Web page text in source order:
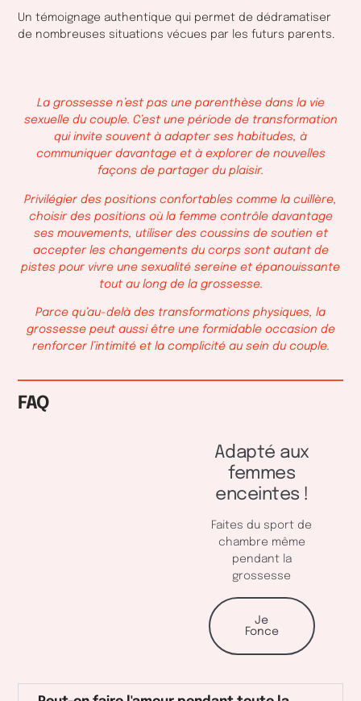
Un témoignage authentique qui permet de dédramatiser
de nombreuses situations vécues par les futurs parents.
La grossesse n’est pas une parenthèse dans la vie
sexuelle du couple. C’est une période de transformation
qui invite souvent à adapter ses habitudes, à
communiquer davantage et à explorer de nouvelles
façons de partager du plaisir.
Privilégier des positions confortables comme la cuillère,
choisir des positions où la femme contrôle davantage
ses mouvements, utiliser des coussins de soutien et
accepter les changements du corps sont autant de
pistes pour vivre une sexualité sereine et épanouissante
tout au long de la grossesse.
Parce qu’au-delà des transformations physiques, la
grossesse peut aussi être une formidable occasion de
renforcer l’intimité et la complicité au sein du couple.
FAQ
Adapté aux
femmes
enceintes !
Faites du sport de
chambre même
pendant la
grossesse
Je
Fonce